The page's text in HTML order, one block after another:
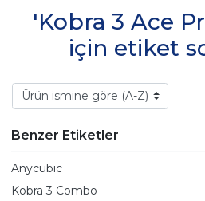
'Kobra 3 Ace
için etiket
Benzer Etiketler
Anycubic
Kobra 3 Combo